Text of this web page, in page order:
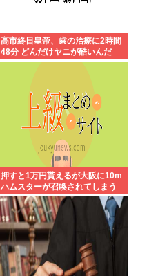
高市終日皇帝、歯の治療に2時間
48分 どんだけヤニが酷いんだ
押すと1万円貰えるが大阪に10m
ハムスターが召喚されてしまう
ボタン